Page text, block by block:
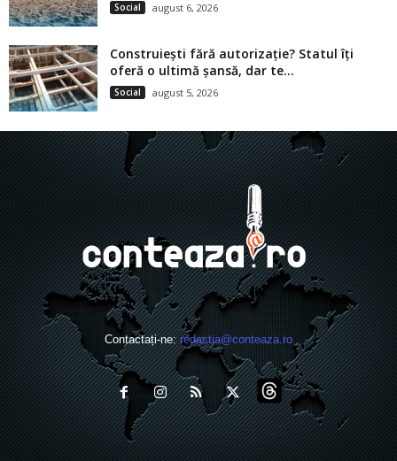
Social august 6, 2026
Construiești fără autorizație? Statul îți
oferă o ultimă șansă, dar te...
Social august 5, 2026
Contactați-ne:redactia@conteaza.ro